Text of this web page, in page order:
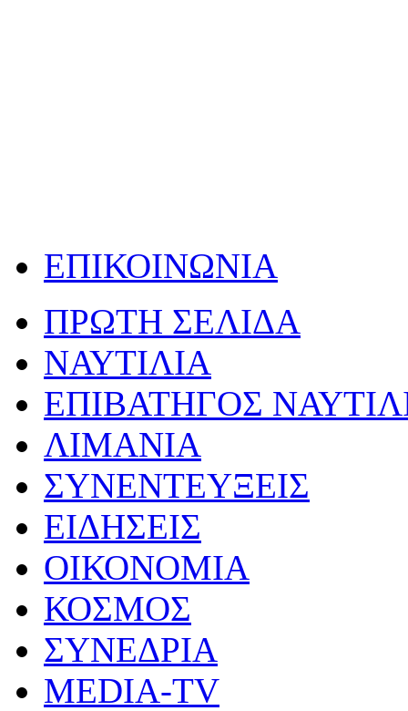
ΕΠΙΚΟΙΝΩΝΙΑ
ΠΡΩΤΗ ΣΕΛΙΔΑ
ΝΑΥΤΙΛΙΑ
ΕΠΙΒΑΤΗΓΟΣ
ΛΙΜΑΝΙΑ
ΣΥΝΕΝΤΕΥΞΕΙΣ
ΕΙΔΗΣΕΙΣ
ΟΙΚΟΝΟΜΙΑ
ΚΟΣΜΟΣ
ΣΥΝΕΔΡΙΑ
MEDIA-TV